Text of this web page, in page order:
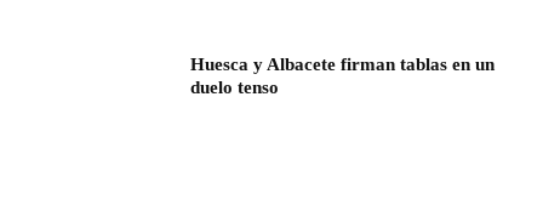
Huesca y Albacete firman tablas en un
duelo tenso